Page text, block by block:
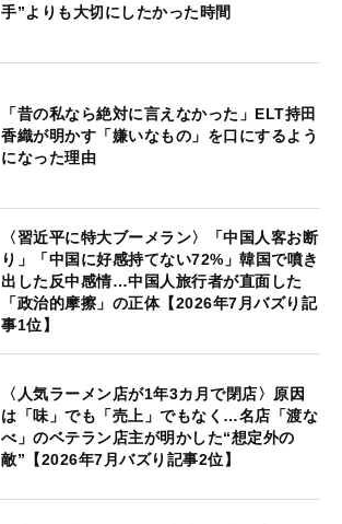
手”よりも大切にしたかった時間
「昔の私なら絶対に言えなかった」ELT持田
香織が明かす「嫌いなもの」を口にするよう
になった理由
〈習近平に特大ブーメラン〉「中国人客お断
り」「中国に好感持てない72%」韓国で噴き
出した反中感情…中国人旅行者が直面した
「政治的摩擦」の正体【2026年7月バズり記
事1位】
〈人気ラーメン店が1年3カ月で閉店〉原因
は「味」でも「売上」でもなく…名店「渡な
べ」のベテラン店主が明かした“想定外の
敵”【2026年7月バズり記事2位】